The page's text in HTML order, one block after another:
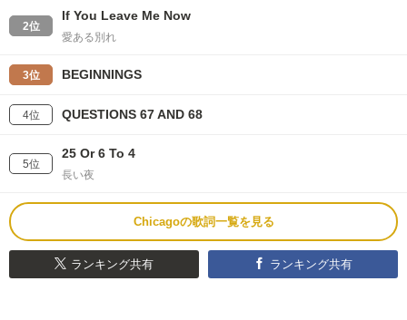
2位
If You Leave Me Now
愛ある別れ
3位 BEGINNINGS
4位 QUESTIONS 67 AND 68
5位
25 Or 6 To 4
長い夜
Chicagoの歌詞一覧を見る
ランキング共有 ランキング共有